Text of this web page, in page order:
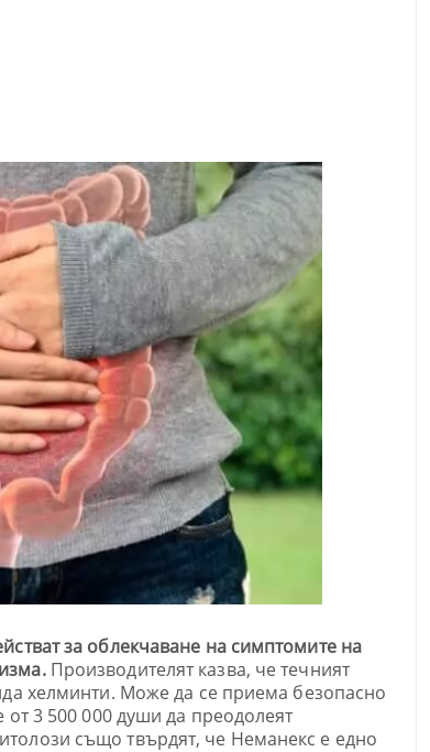
за облекчаване на симптомите на
Производителят казва, че течният
хелминти. Може да се приема безопасно
3 500 000 души да преодолеят
също твърдят, че Неманекс е едно